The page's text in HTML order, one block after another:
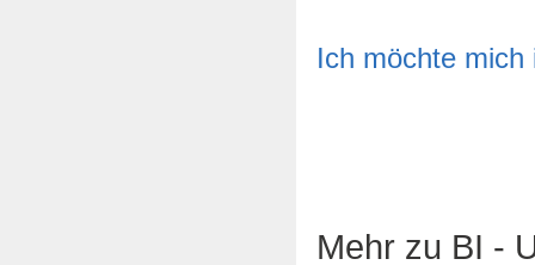
Ich möchte
Mehr zu BI -